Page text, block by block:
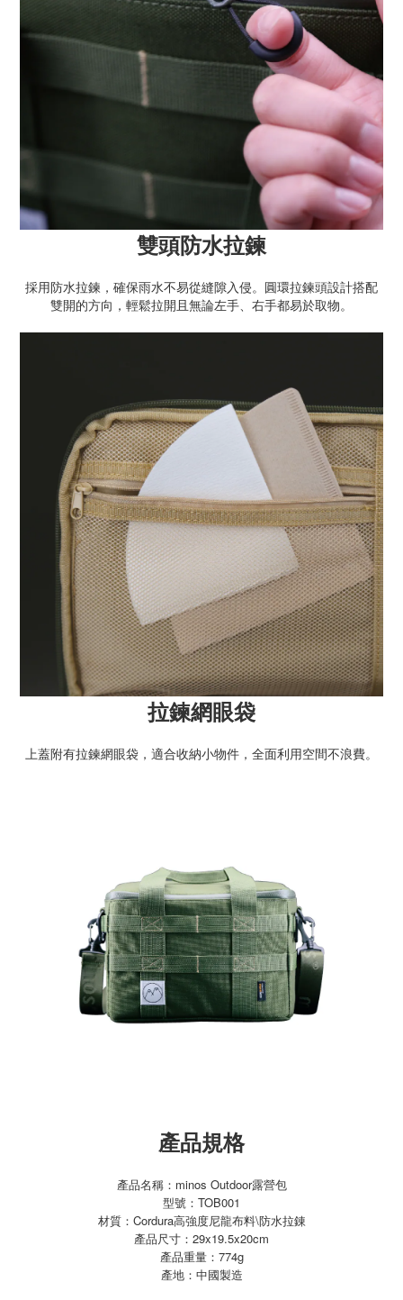
雙頭防水拉鍊
採用防水拉鍊，確保雨水不易從縫隙入侵。圓環拉鍊頭設計搭配
雙開的方向，輕鬆拉開且無論左手、右手都易於取物。
拉鍊網眼袋
上蓋附有拉鍊網眼袋，適合收納小物件，全面利用空間不浪費。
產品規格
產品名稱：minos Outdoor露營包
型號：TOB001
材質：Cordura高強度尼龍布料\防水拉錬
產品尺寸：29x19.5x20cm
產品重量：774g
產地：中國製造